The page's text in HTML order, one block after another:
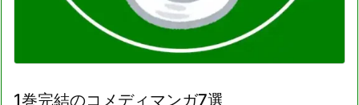
1巻完結のコメディマンガ7選